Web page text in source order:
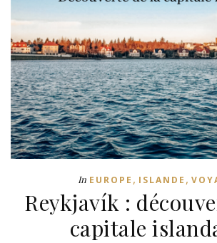
In EUROPE , ISLANDE ,
Reykjavík :
capitale